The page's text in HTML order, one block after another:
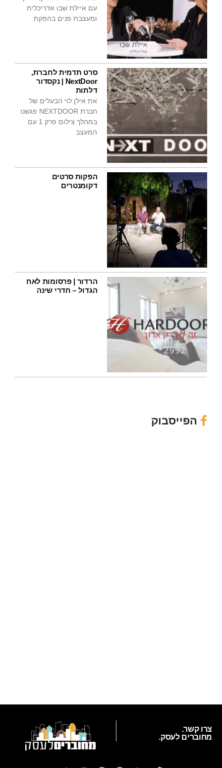
עם איילת שבו אדריכלית
ומעצבת פנים בהפקת
סרט תדמית לחברת,
NextDoor | נקסדור
דלתות
את אילן לוי הבעלים של
חברת NEXTDOOR פגשנו
במהלך צילום פרק 1 עם
המעצב
הפקות סרטים
דקומנטרים
הרדור | פרסומות לאח
הגדול – חדרי שינה
הפייסבוק
צרו קשר.
מחוברים לעסק.